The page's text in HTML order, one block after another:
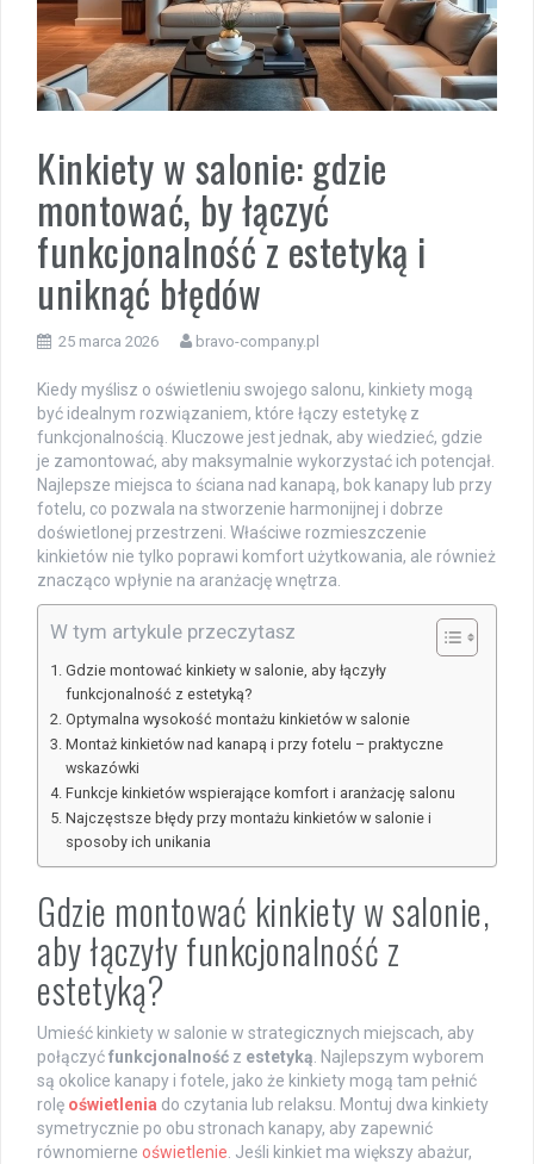
Kinkiety w salonie: gdzie
montować, by łączyć
funkcjonalność z estetyką i
uniknąć błędów
25 marca 2026 bravo-company.pl
Kiedy myślisz o oświetleniu swojego salonu, kinkiety mogą
być idealnym rozwiązaniem, które łączy estetykę z
funkcjonalnością. Kluczowe jest jednak, aby wiedzieć, gdzie
je zamontować, aby maksymalnie wykorzystać ich potencjał.
Najlepsze miejsca to ściana nad kanapą, bok kanapy lub przy
fotelu, co pozwala na stworzenie harmonijnej i dobrze
doświetlonej przestrzeni. Właściwe rozmieszczenie
kinkietów nie tylko poprawi komfort użytkowania, ale również
znacząco wpłynie na aranżację wnętrza.
W tym artykule przeczytasz
Gdzie montować kinkiety w salonie, aby łączyły
funkcjonalność z estetyką?
Optymalna wysokość montażu kinkietów w salonie
Montaż kinkietów nad kanapą i przy fotelu – praktyczne
wskazówki
Funkcje kinkietów wspierające komfort i aranżację salonu
Najczęstsze błędy przy montażu kinkietów w salonie i
sposoby ich unikania
Gdzie montować kinkiety w salonie,
aby łączyły funkcjonalność z
estetyką?
Umieść kinkiety w salonie w strategicznych miejscach, aby
połączyćfunkcjonalność z estetyką . Najlepszym wyborem
są okolice kanapy i fotele, jako że kinkiety mogą tam pełnić
rolę oświetlenia do czytania lub relaksu. Montuj dwa kinkiety
symetrycznie po obu stronach kanapy, aby zapewnić
równomierne oświetlenie . Jeśli kinkiet ma większy abażur,